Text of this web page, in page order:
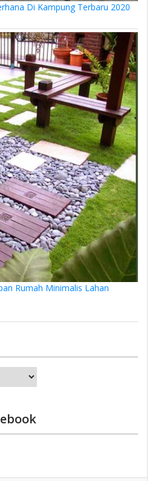
Di Kampung Terbaru 2020
Rumah Minimalis Lahan